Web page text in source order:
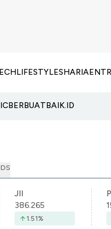
LIFESTYLESHARIA
BERBUATBAIK.ID
JII
386.265
1.51%